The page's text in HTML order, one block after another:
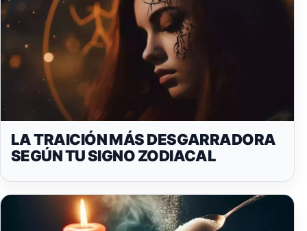
LA TRAICIÓN MÁS DESGARRADORA
SEGÚN TU SIGNO ZODIACAL